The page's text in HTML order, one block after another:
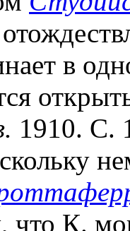
в
1910. С.
что К.